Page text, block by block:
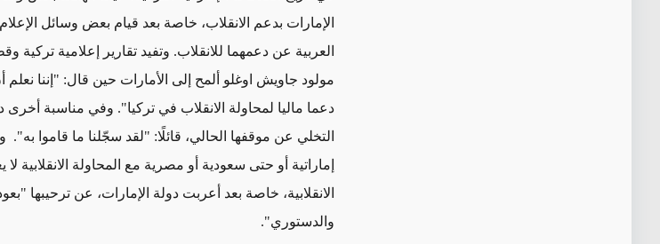
الإمارات بدعم الانقلاب، خاصة بعد قيام بعض وسائل
العربية عن دعمهما للانقلاب. وتفيد تقارير إعلامية تركية
مولود جاويش اوغلو ألمح إلى الأمارات حين قال: "إننا نعلم
دعما ماليا لمحاولة الانقلاب في تركيا". وفي مناسبة أخرى
التخلي عن موقفها الحالي، قائلًا: "لقد سجّلنا ما قاموا
إماراتية أو حتى سعودية أو مصرية مع المحاولة الانقلابية
الانقلابية، خاصة بعد أعربت دولة الإمارات، عن ترحيبها
والدستوري".